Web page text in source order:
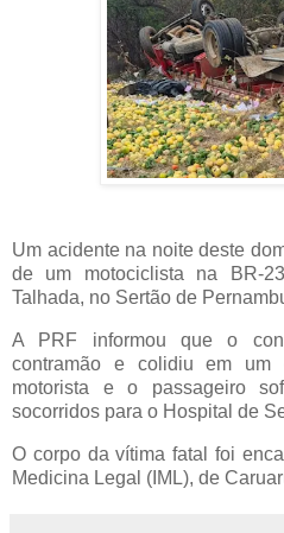
Um acidente na noite deste
de um motociclista na BR-
Talhada, no Sertão de
A PRF informou que o
contramão e colidiu em um
motorista e o passageiro
socorridos para o Hospital de
O corpo da vítima fatal foi
Medicina Legal (IML), de